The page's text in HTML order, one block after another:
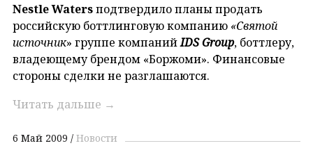
Nestle Watersподтвердило планы продать
российскую боттлинговую компанию «Святой
источник» группе компанийIDS Group, боттлеру,
владеющему брендом «Боржоми». Финансовые
стороны сделки не разглашаются.
Читать дальше →
6 Май 2009 Новости